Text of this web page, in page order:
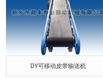
DY可移动皮带输送机